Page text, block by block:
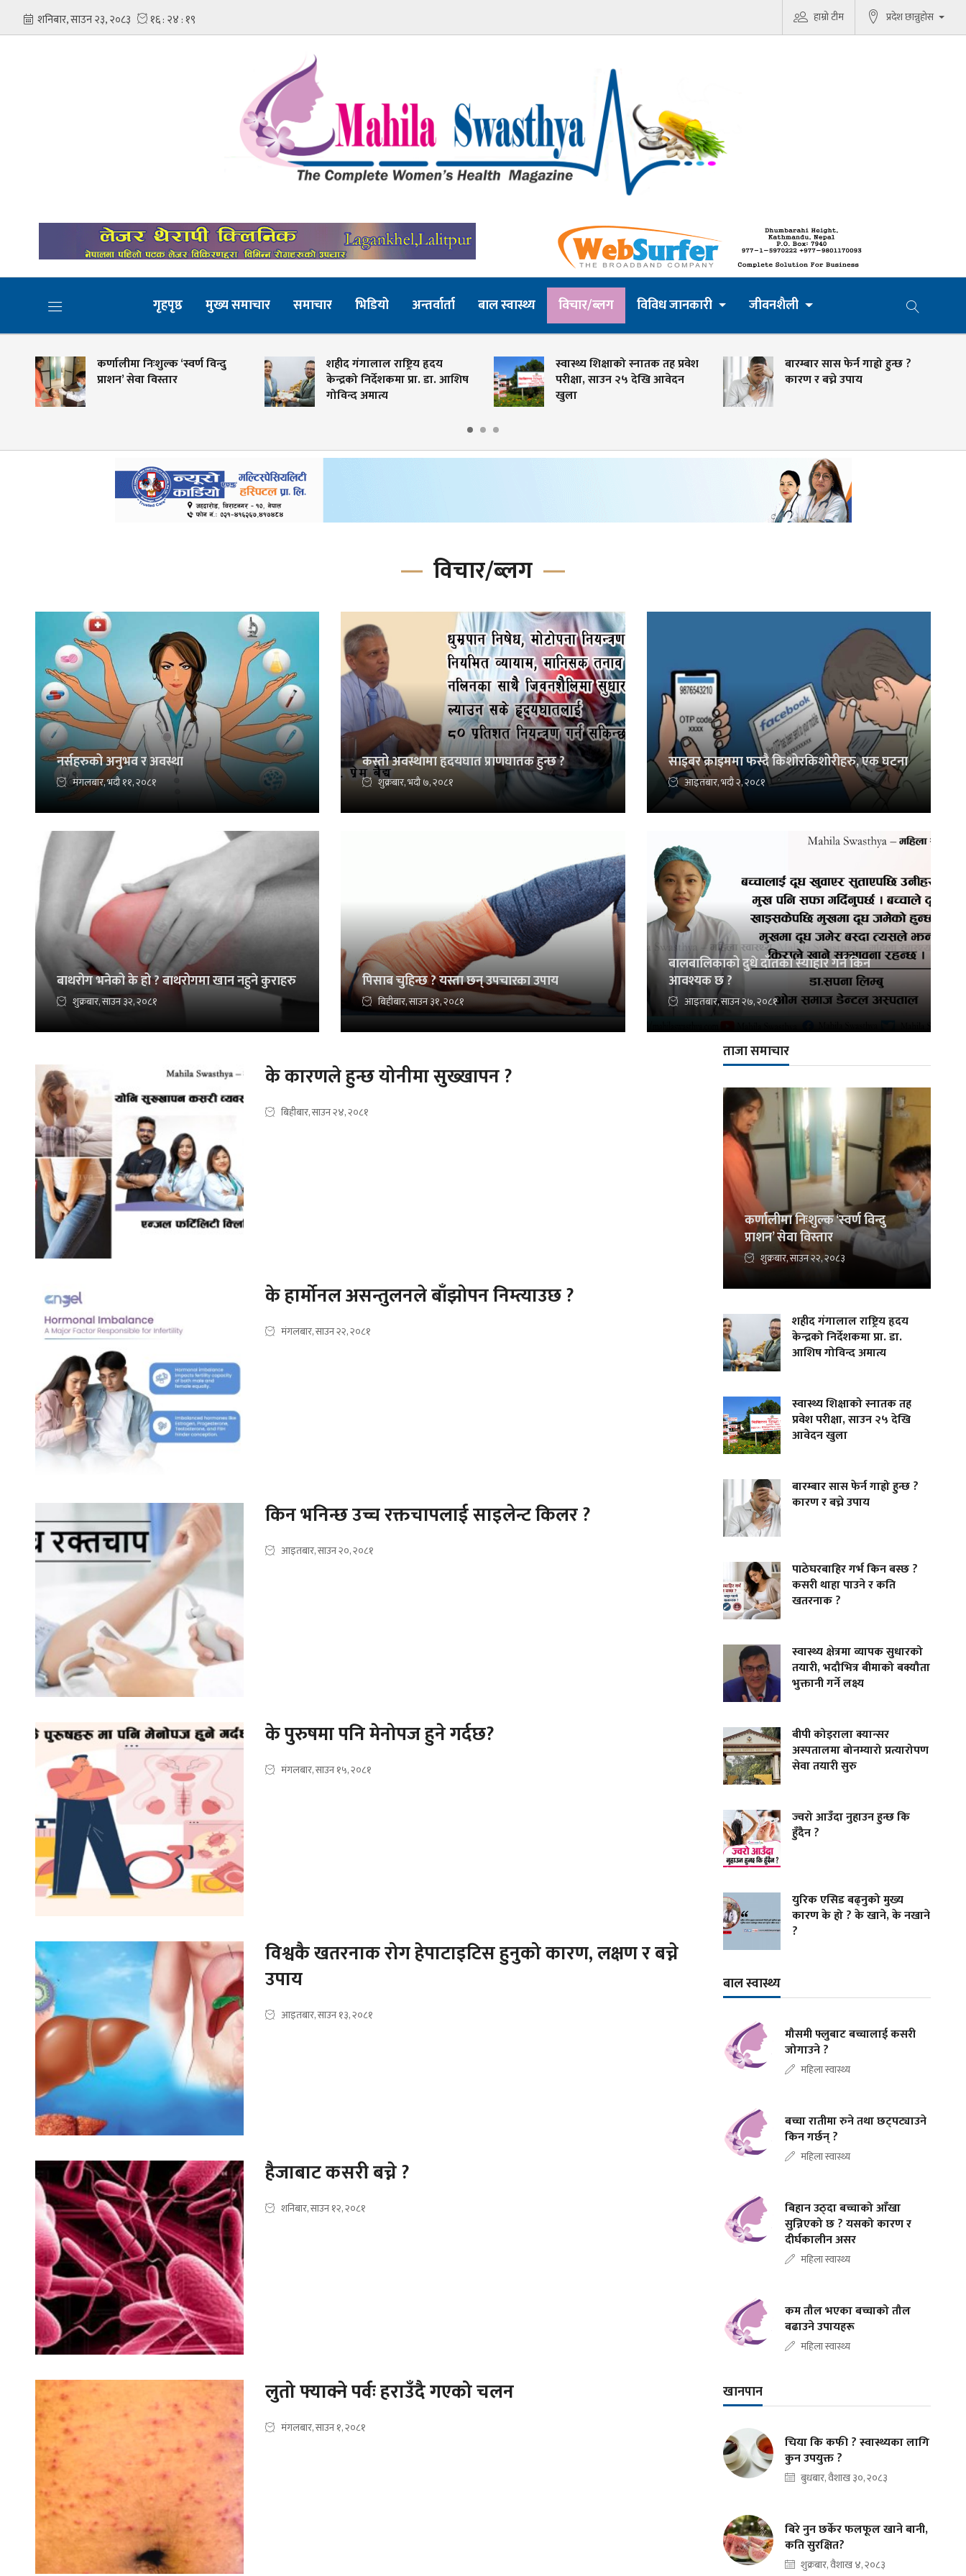
हाम्रो टीम प्रदेश छान्नुहोस
गृहपृष्ठ मुख्य समाचार समाचार भिडियो अन्तर्वार्ता बाल स्वास्थ्य विचार/ब्लग विविध जानकारी जीवनशैली
कर्णालीमा निःशुल्क ‘स्वर्ण विन्दु
प्राशन’ सेवा विस्तार
शहीद गंगालाल राष्ट्रिय हृदय
केन्द्रको निर्देशकमा प्रा. डा. आशिष
गोविन्द अमात्य
स्वास्थ्य शिक्षाको स्नातक तह प्रवेश
परीक्षा, साउन २५ देखि आवेदन
खुला
बारम्बार सास फेर्न गाह्रो हुन्छ ?
कारण र बच्ने उपाय
विचार/ब्लग
नर्सहरुको अनुभव र अवस्था
मंगलबार, भदौ ११, २०८१
कस्तो अवस्थामा हृदयघात प्राणघातक हुन्छ ?
शुक्रबार, भदौ ७, २०८१
साइबर क्राइममा फस्दै किशोरकिशोरीहरु, एक घटना
आइतबार, भदौ २, २०८१
बाथरोग भनेको के हो ? बाथरोगमा खान नहुने कुराहरु
शुक्रबार, साउन ३२, २०८१
पिसाब चुहिन्छ ? यस्ता छन् उपचारका उपाय
बिहीबार, साउन ३१, २०८१
बालबालिकाको दुधे दाँतको स्याहार गर्न किन
आवश्यक छ ?
आइतबार, साउन २७, २०८१
के कारणले हुन्छ योनीमा सुख्खापन ?
बिहीबार, साउन २४, २०८१
के हार्मोनल असन्तुलनले बाँझोपन निम्त्याउछ ?
मंगलबार, साउन २२, २०८१
किन भनिन्छ उच्च रक्तचापलाई साइलेन्ट किलर ?
आइतबार, साउन २०, २०८१
के पुरुषमा पनि मेनोपज हुने गर्दछ?
मंगलबार, साउन १५, २०८१
विश्वकै खतरनाक रोग हेपाटाइटिस हुनुको कारण, लक्षण र बच्ने
उपाय
आइतबार, साउन १३, २०८१
हैजाबाट कसरी बच्ने ?
शनिबार, साउन १२, २०८१
लुतो फ्याक्ने पर्वः हराउँदै गएको चलन
मंगलबार, साउन १, २०८१
ताजा समाचार
कर्णालीमा निःशुल्क ‘स्वर्ण विन्दु
प्राशन’ सेवा विस्तार
शुक्रबार, साउन २२, २०८३
शहीद गंगालाल राष्ट्रिय हृदय
केन्द्रको निर्देशकमा प्रा. डा.
आशिष गोविन्द अमात्य
स्वास्थ्य शिक्षाको स्नातक तह
प्रवेश परीक्षा, साउन २५ देखि
आवेदन खुला
बारम्बार सास फेर्न गाह्रो हुन्छ ?
कारण र बच्ने उपाय
पाठेघरबाहिर गर्भ किन बस्छ ?
कसरी थाहा पाउने र कति
खतरनाक ?
स्वास्थ्य क्षेत्रमा व्यापक सुधारको
तयारी, भदौभित्र बीमाको बक्यौता
भुक्तानी गर्ने लक्ष्य
बीपी कोइराला क्यान्सर
अस्पतालमा बोनम्यारो प्रत्यारोपण
सेवा तयारी सुरु
ज्वरो आउँदा नुहाउन हुन्छ कि
हुँदैन ?
युरिक एसिड बढ्नुको मुख्य
कारण के हो ? के खाने, के नखाने
?
बाल स्वास्थ्य
मौसमी फ्लुबाट बच्चालाई कसरी
जोगाउने ?
महिला स्वास्थ्य
बच्चा रातीमा रुने तथा छट्पट्याउने
किन गर्छन् ?
महिला स्वास्थ्य
बिहान उठ्दा बच्चाको आँखा
सुन्निएको छ ? यसको कारण र
दीर्घकालीन असर
महिला स्वास्थ्य
कम तौल भएका बच्चाको तौल
बढाउने उपायहरू
महिला स्वास्थ्य
खानपान
चिया कि कफी ? स्वास्थ्यका लागि
कुन उपयुक्त ?
बुधबार, वैशाख ३०, २०८३
बिरे नुन छर्केर फलफूल खाने बानी,
कति सुरक्षित?
शुक्रबार, वैशाख ४, २०८३